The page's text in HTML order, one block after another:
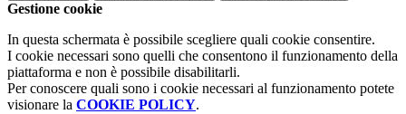
Gestione cookie
In questa schermata è possibile scegliere quali cookie consentire.
I cookie necessari sono quelli che consentono il funzionamento della
piattaforma e non è possibile disabilitarli.
Per conoscere quali sono i cookie necessari al funzionamento potete
visionare la COOKIE POLICY.